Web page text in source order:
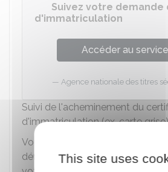
Suivez votre
d'immatriculation
Accéder au
Agence nationale des titres
Suivi de l'acheminement du
d'immatriculation (ex-carte grise)
Vous recevrez le certificat
définitif, envoyé par La Poste en
This site uses